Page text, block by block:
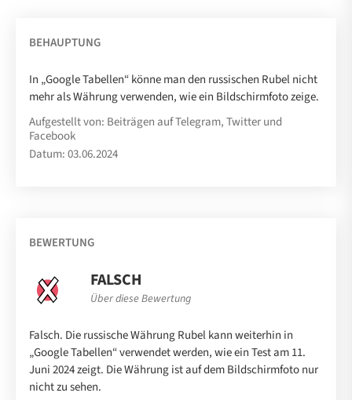
BEHAUPTUNG
In „Google Tabellen“ könne man den russischen Rubel nicht
mehr als Währung verwenden, wie ein Bildschirmfoto zeige.
Aufgestellt von: Beiträgen auf Telegram, Twitter und
Facebook
Datum: 03.06.2024
BEWERTUNG
FALSCH
Über diese Bewertung
Falsch. Die russische Währung Rubel kann weiterhin in
„Google Tabellen“ verwendet werden, wie ein Test am 11.
Juni 2024 zeigt. Die Währung ist auf dem Bildschirmfoto nur
nicht zu sehen.